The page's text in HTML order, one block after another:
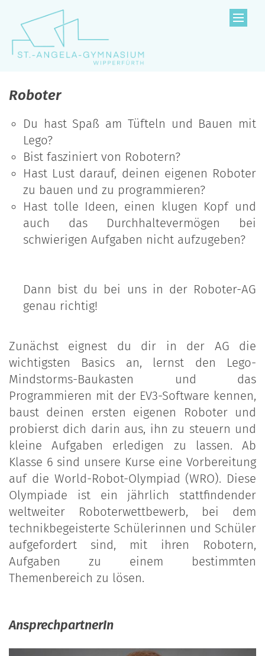
Zum Inhalt springen
Roboter
Du hast Spaß am Tüfteln und Bauen mit
Lego?
Bist fasziniert von Robotern?
Hast Lust darauf, deinen eigenen Roboter
zu bauen und zu programmieren?
Hast tolle Ideen, einen klugen Kopf und
auch das Durchhaltevermögen bei
schwierigen Aufgaben nicht aufzugeben?
Dann bist du bei uns in der Roboter-AG
genau richtig!
Zunächst eignest du dir in der AG die
wichtigsten Basics an, lernst den Lego-
Mindstorms-Baukasten und das
Programmieren mit der EV3-Software kennen,
baust deinen ersten eigenen Roboter und
probierst dich darin aus, ihn zu steuern und
kleine Aufgaben erledigen zu lassen. Ab
Klasse 6 sind unsere Kurse eine Vorbereitung
auf die World-Robot-Olympiad (WRO). Diese
Olympiade ist ein jährlich stattfindender
weltweiter Roboterwettbewerb, bei dem
technikbegeisterte Schülerinnen und Schüler
aufgefordert sind, mit ihren Robotern,
Aufgaben zu einem bestimmten
Themenbereich zu lösen.
AnsprechpartnerIn